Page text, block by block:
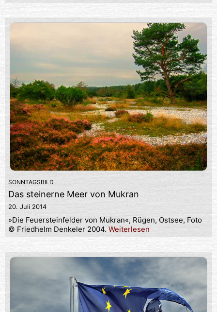
SONNTAGSBILD
Das steinerne Meer von Mukran
20. Juli 2014
»Die Feuersteinfelder von Mukran«, Rügen, Ostsee, Foto
© Friedhelm Denkeler 2004. Weiterlesen